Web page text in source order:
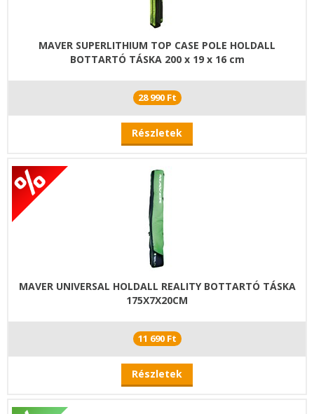
MAVER SUPERLITHIUM TOP CASE POLE HOLDALL
BOTTARTÓ TÁSKA 200 x 19 x 16 cm
28 990 Ft
Részletek
MAVER UNIVERSAL HOLDALL REALITY BOTTARTÓ TÁSKA
175X7X20CM
11 690 Ft
Részletek